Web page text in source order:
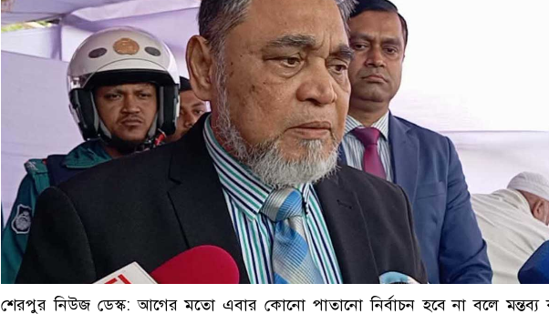
শেরপুর নিউজ ডেস্ক: আগের মতো এবার কোনো পাতানো নির্বাচন হবে না বলে মন্তব্য